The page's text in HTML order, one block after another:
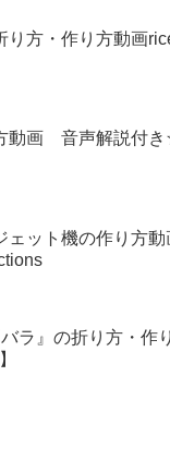
り方・作り方動画
動画 音声解説付
ット機の作り方
ラ』の折り方・作